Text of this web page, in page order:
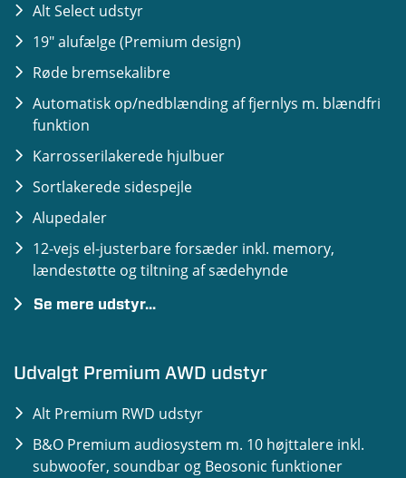
SYNC4, 15,5" touchskærm m. Connected
Nøglefri adgang og start samt WalkAway Locking
Telefon som Nøgle samt E-latch dørlås
Intelligent adaptiv fartpilot m. Lane Centering
Blind Spot Information System med Rear Cross
Alt Select udstyr
19" alufælge (Premium design)
Røde bremsekalibre
Automatisk op/nedblænding af fjernlys m. blændfri
funktion
Karrosserilakerede hjulbuer
Sortlakerede sidespejle
Alupedaler
12-vejs el-justerbare forsæder inkl. memory,
lændestøtte og tiltning af sædehynde
Se mere udstyr...
Ambiente kabinebelysning, multicolor
Udvalgt Premium AWD udstyr
Alt Premium RWD udstyr
B&O Premium audiosystem m. 10 højttalere inkl.
subwoofer, soundbar og Beosonic funktioner